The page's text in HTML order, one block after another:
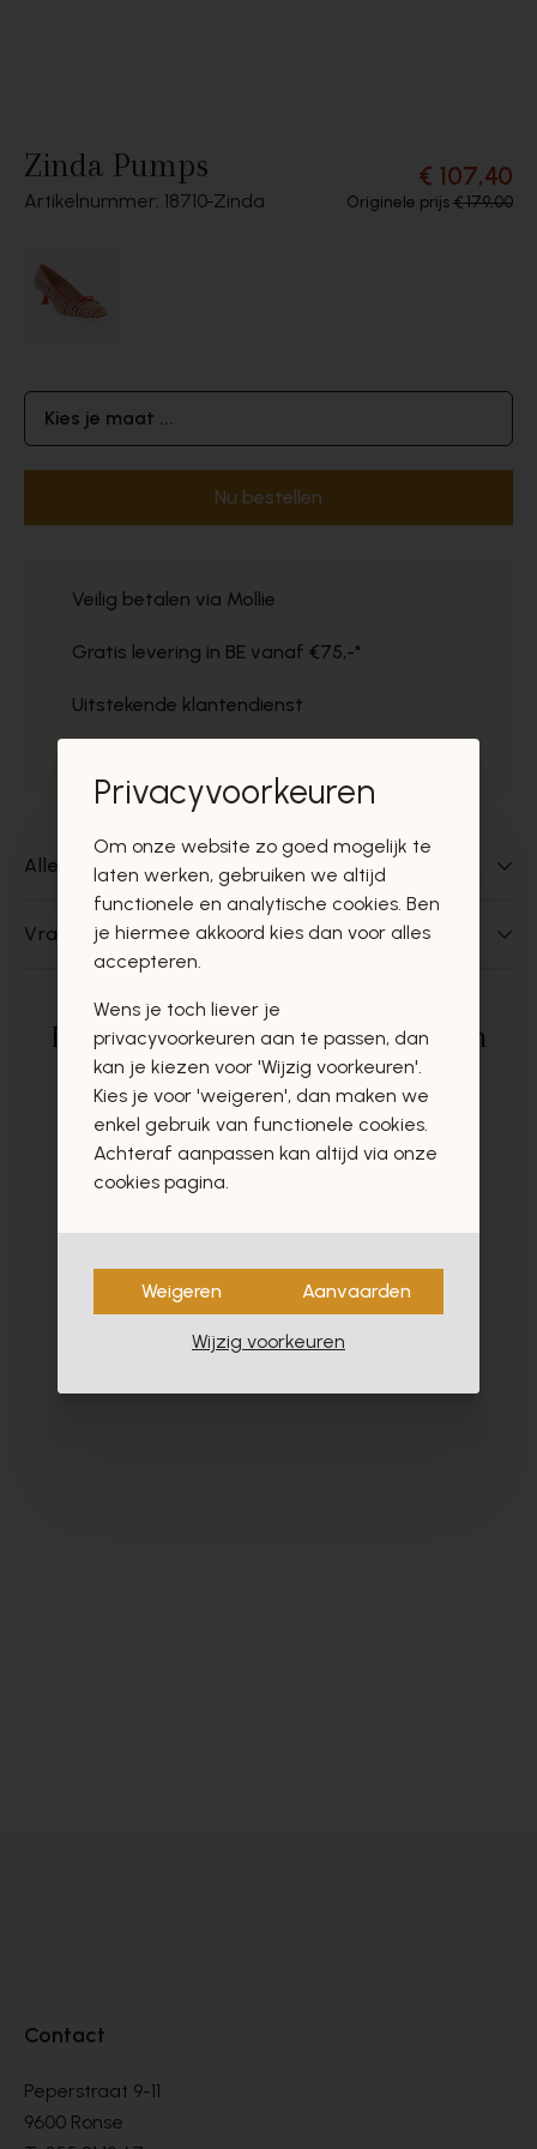
Zinda Pumps
Artikelnummer: 18710 Zinda
€ 107,40
Originele prijs€ 179,00
Kies je maat ...
Nu bestellen
Veilig betalen via Mollie
Gratis levering in BE vanaf €75,-*
Uitstekende klantendienst
Alles over dit product
Vragen over dit product?
Deze producten zullen u zeker en
vast ook interesseren
Contact
Peperstraat 9-11
9600 Ronse
Privacyvoorkeuren
Om onze website zo goed mogelijk te
laten werken, gebruiken we altijd
functionele en analytische cookies. Ben
je hiermee akkoord kies dan voor alles
accepteren.
Wens je toch liever je
privacyvoorkeuren aan te passen, dan
kan je kiezen voor 'Wijzig voorkeuren'.
Kies je voor 'weigeren', dan maken we
enkel gebruik van functionele cookies.
Achteraf aanpassen kan altijd via onze
cookies pagina.
Weigeren Aanvaarden
Wijzig voorkeuren